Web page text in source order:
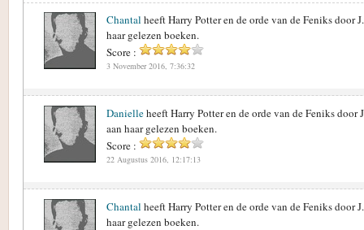
Chantal heeft Harry Potter en de orde van de Feniks door
haar gelezen boeken.
Score :
3 November 2016, 7:36:32
Danielleheeft Harry Potter en de orde van de Feniks
aan haar gelezen boeken.
Score :
22 Augustus 2016, 12:17:13
Chantal heeft Harry Potter en de orde van de Feniks door
haar gelezen boeken.